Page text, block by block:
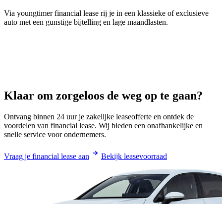
Via youngtimer financial lease rij je in een klassieke of exclusieve
auto met een gunstige bijtelling en lage maandlasten.
Klaar om zorgeloos de weg op te gaan?
Ontvang binnen 24 uur je zakelijke leaseofferte en ontdek de
voordelen van financial lease. Wij bieden een onafhankelijke en
snelle service voor ondernemers.
Vraag je financial lease aan Bekijk leasevoorraad